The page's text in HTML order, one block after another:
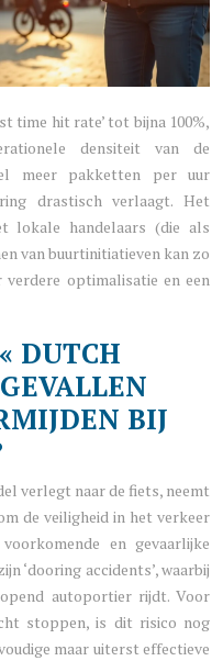
time hit rate’ tot bijna 100%,
densiteit van de
meer pakketten per uur
drastisch verlaagt. Het
lokale handelaars (die als
van buurtinitiatieven kan zo
optimalisatie en een
DUTCH
BIJ
verlegt naar de fiets, neemt
de veiligheid in het verkeer
en gevaarlijke
‘dooring accidents’, waarbij
autoportier rijdt. Voor
stoppen, is dit risico nog
maar uiterst effectieve